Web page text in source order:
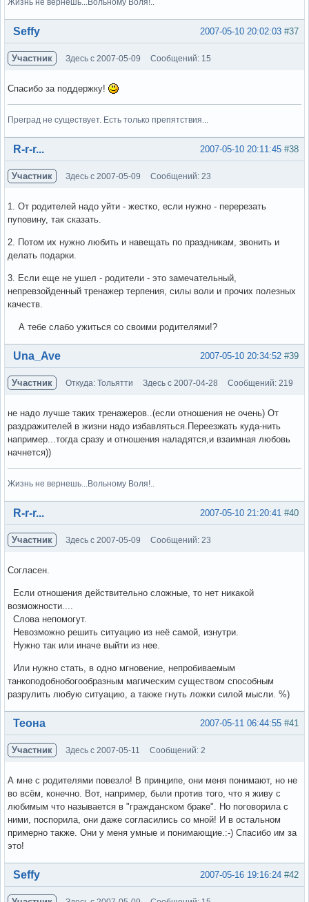
Жизнь не вернешь...Вольному Воля!..
Вне форума #37
2007-05-10 20:02:03
Seffy
Участник Здесь с 2007-05-09 Сообщений: 15
Спасибо за поддержку!
Преград не существует. Есть только препятствия...
Вне форума #38
2007-05-10 20:11:45
R-r-r...
Участник Здесь с 2007-05-09 Сообщений: 23
1. От родителей надо уйти - жестко, если нужно - перерезать
пуповину, так сказать.
2. Потом их нужно любить и навещать по праздникам, звонить и
делать подарки.
3. Если еще не ушел - родители - это замечательный,
непревзойденный тренажер терпения, силы воли и прочих полезных
качеств.
А тебе слабо ужиться со своими родителями!?
Вне форума #39
2007-05-10 20:34:52
Una_Ave
Участник Откуда: Тольятти Здесь с 2007-04-28 Сообщений: 219
не надо лучше таких тренажеров..(если отношения не очень) От
раздражителей в жизни надо избавляться.Переезжать куда-нить
например...тогда сразу и отношения наладятся,и взаимная любовь
начнется))
Жизнь не вернешь...Вольному Воля!..
Вне форума #40
2007-05-10 21:20:41
R-r-r...
Участник Здесь с 2007-05-09 Сообщений: 23
Согласен.
Если отношения действительно сложные, то нет никакой
возможности....
Слова непомогут.
Невозможно решить ситуацию из неё самой, изнутри.
Нужно так или иначе выйти из нее.
Или нужно стать, в одно мгновение, непробиваемым
танкоподобнобогообразным магическим существом способным
разрулить любую ситуацию, а также гнуть ложки силой мысли. %)
Вне форума #41
2007-05-11 06:44:55
Теона
Участник Здесь с 2007-05-11 Сообщений: 2
А мне с родителями повезло! В принципе, они меня понимают, но не
во всём, конечно. Вот, например, были против того, что я живу с
любимым что называется в "гражданском браке". Но поговорила с
ними, поспорила, они даже согласились со мной! И в остальном
примерно также. Они у меня умные и понимающие.:-) Спасибо им за
это!
Вне форума #42
2007-05-16 19:16:24
Seffy